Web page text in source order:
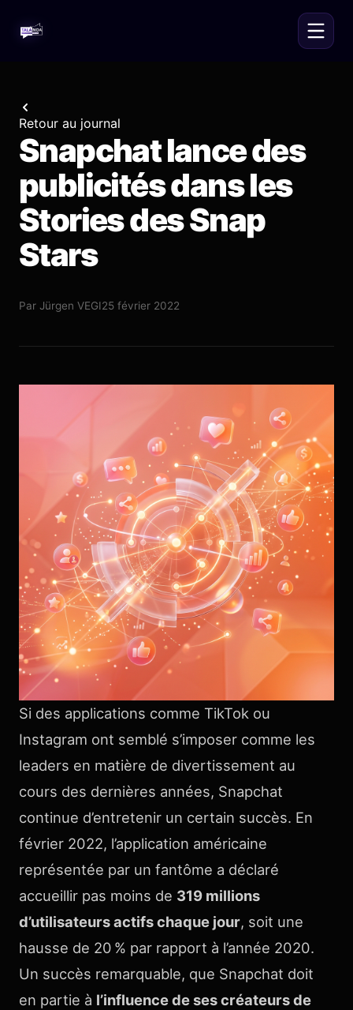
Retour au journal
Snapchat lance des
publicités dans les
Stories des Snap
Stars
Par Jürgen VEGI25 février 2022
Si des applications comme TikTok ou
Instagram ont semblé s’imposer comme les
leaders en matière de divertissement au
cours des dernières années, Snapchat
continue d’entretenir un certain succès. En
février 2022, l’application américaine
représentée par un fantôme a déclaré
accueillir pas moins de 319 millions
d’utilisateurs actifs chaque jour, soit une
hausse de 20 % par rapport à l’année 2020.
Un succès remarquable, que Snapchat doit
en partie à l’influence de ses créateurs de